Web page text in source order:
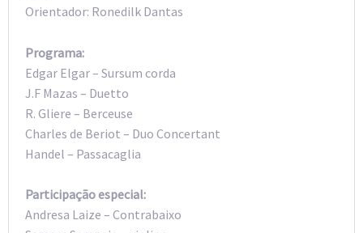
Orientador: Ronedilk Dantas
Programa:
Edgar Elgar – Sursum corda
J.F Mazas – Duetto
R. Gliere – Berceuse
Charles de Beriot – Duo Concertant
Handel – Passacaglia
Participação especial:
Andresa Laize – Contrabaixo